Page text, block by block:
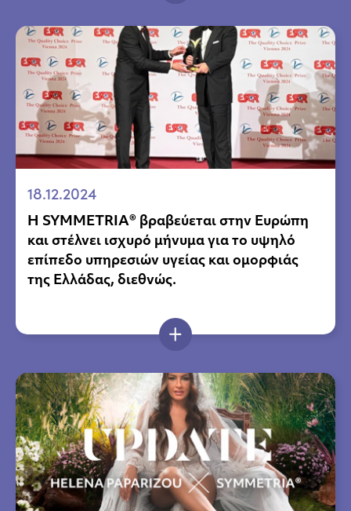
18.12.2024
Η SYMMETRIA® βραβεύεται στην Ευρώπη
και στέλνει ισχυρό μήνυμα για το υψηλό
επίπεδο υπηρεσιών υγείας και ομορφιάς
της Ελλάδας, διεθνώς.